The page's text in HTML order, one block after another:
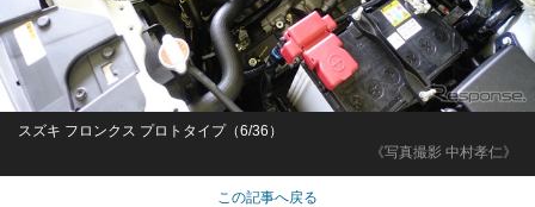
《写真撮影 中村孝仁》
スズキ フロンクス プロトタイプ（6/36）
この記事へ戻る